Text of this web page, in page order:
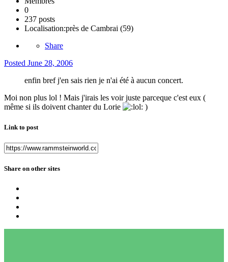
0
237 posts
Localisation:près de Cambrai (59)
Share
Posted June 28, 2006
enfin bref j'en sais rien je n'ai été à aucun concert.
Moi non plus lol ! Mais j'irais les voir juste parceque c'est eux (
même si ils doivent chanter du Lorie
)
Link to post
Share on other sites